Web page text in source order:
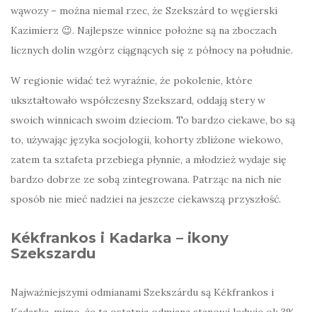
wąwozy – można niemal rzec, że Szekszárd to węgierski
Kazimierz 😉. Najlepsze winnice położne są na zboczach
licznych dolin wzgórz ciągnących się z północy na południe.
W regionie widać też wyraźnie, że pokolenie, które
ukształtowało współczesny Szekszard, oddają stery w
swoich winnicach swoim dzieciom. To bardzo ciekawe, bo są
to, używając języka socjologii, kohorty zbliżone wiekowo,
zatem ta sztafeta przebiega płynnie, a młodzież wydaje się
bardzo dobrze ze sobą zintegrowana. Patrząc na nich nie
sposób nie mieć nadziei na jeszcze ciekawszą przyszłość.
Kékfrankos i Kadarka – ikony
Szekszardu
Najważniejszymi odmianami Szekszárdu są Kékfrankos i